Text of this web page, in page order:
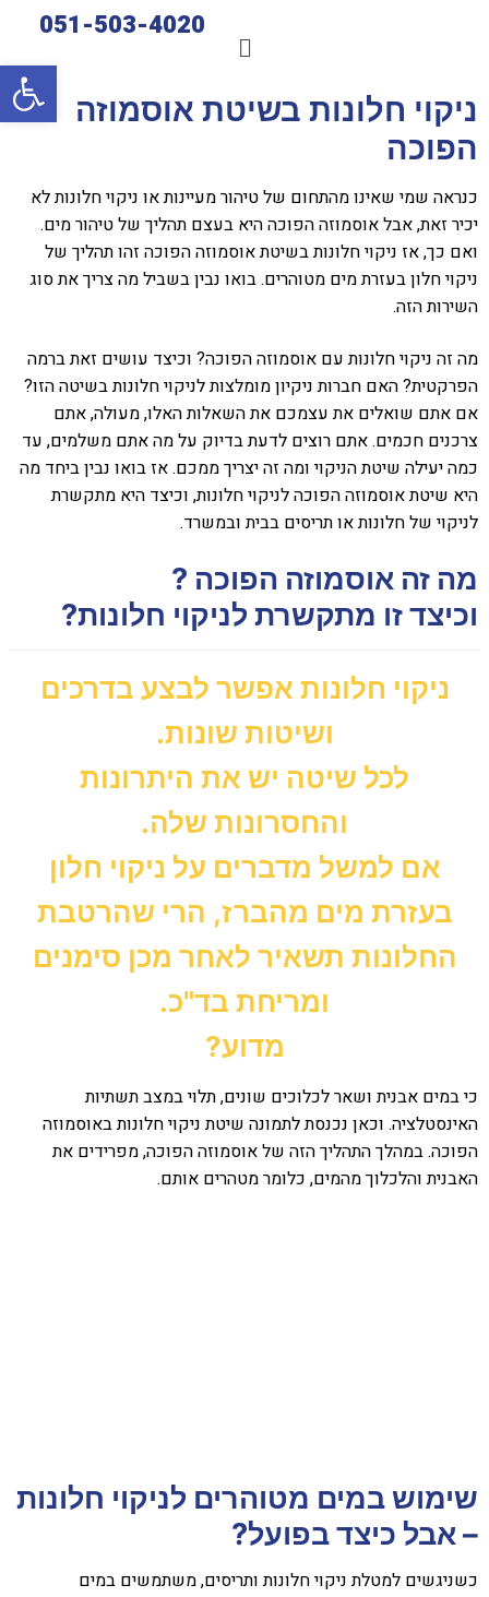
051-503-4020
ניקוי חלונות בשיטת אוסמוזה
הפוכה
כנראה שמי שאינו מהתחום של טיהור מעיינות או ניקוי חלונות לא
יכיר זאת, אבל אוסמוזה הפוכה היא בעצם תהליך של טיהור מים.
ואם כך, אז ניקוי חלונות בשיטת אוסמוזה הפוכה זהו תהליך של
ניקוי חלון בעזרת מים מטוהרים. בואו נבין בשביל מה צריך את סוג
השירות הזה.
מה זה ניקוי חלונות עם אוסמוזה הפוכה? וכיצד עושים זאת ברמה
הפרקטית? האם חברות ניקיון מומלצות לניקוי חלונות בשיטה הזו?
אם אתם שואלים את עצמכם את השאלות האלו, מעולה, אתם
צרכנים חכמים. אתם רוצים לדעת בדיוק על מה אתם משלמים, עד
כמה יעילה שיטת הניקוי ומה זה יצריך ממכם. אז בואו נבין ביחד מה
היא שיטת אוסמוזה הפוכה לניקוי חלונות, וכיצד היא מתקשרת
לניקוי של חלונות או תריסים בבית ובמשרד.
מה זה אוסמוזה הפוכה ?
וכיצד זו מתקשרת לניקוי חלונות?
ניקוי חלונות אפשר לבצע בדרכים
ושיטות שונות.
לכל שיטה יש את היתרונות
והחסרונות שלה.
אם למשל מדברים על ניקוי חלון
בעזרת מים מהברז, הרי שהרטבת
החלונות תשאיר לאחר מכן סימנים
ומריחת בד"כ.
מדוע?
כי במים אבנית ושאר לכלוכים שונים, תלוי במצב תשתיות
האינסטלציה. וכאן נכנסת לתמונה שיטת ניקוי חלונות באוסמוזה
הפוכה. במהלך התהליך הזה של אוסמוזה הפוכה, מפרידים את
האבנית והלכלוך מהמים, כלומר מטהרים אותם.
שימוש במים מטוהרים לניקוי חלונות
– אבל כיצד בפועל?
כשניגשים למטלת ניקוי חלונות ותריסים, משתמשים במים
פתח